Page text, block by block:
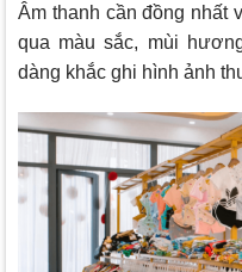
Âm thanh cần đồng nhất
qua màu sắc, mùi
dàng khắc ghi hình ảnh